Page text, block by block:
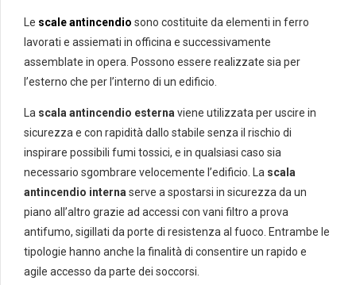
Le scale antincendio sono costituite da elementi in ferro
lavorati e assiemati in officina e successivamente
assemblate in opera. Possono essere realizzate sia per
l’esterno che per l’interno di un edificio.
La scala antincendio esternaviene utilizzata per uscire in
sicurezza e con rapidità dallo stabile senza il rischio di
inspirare possibili fumi tossici, e in qualsiasi caso sia
necessario sgombrare velocemente l’edificio. La scala
antincendio internaserve a spostarsi in sicurezza da un
piano all’altro grazie ad accessi con vani filtro a prova
antifumo, sigillati da porte di resistenza al fuoco. Entrambe le
tipologie hanno anche la finalità di consentire un rapido e
agile accesso da parte dei soccorsi.